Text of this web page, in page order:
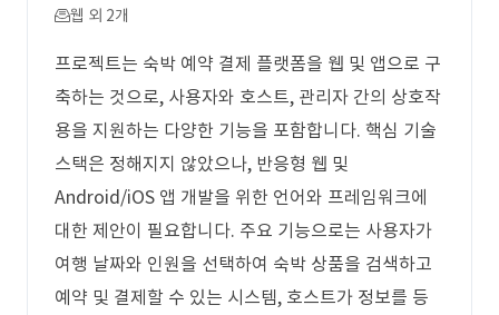
웹 외 2개
프로젝트는 숙박 예약 결제 플랫폼을 웹 및 앱으로 구
축하는 것으로, 사용자와 호스트, 관리자 간의 상호작
용을 지원하는 다양한 기능을 포함합니다. 핵심 기술
스택은 정해지지 않았으나, 반응형 웹 및
Android/iOS 앱 개발을 위한 언어와 프레임워크에
대한 제안이 필요합니다. 주요 기능으로는 사용자가
여행 날짜와 인원을 선택하여 숙박 상품을 검색하고
예약 및 결제할 수 있는 시스템, 호스트가 정보를 등